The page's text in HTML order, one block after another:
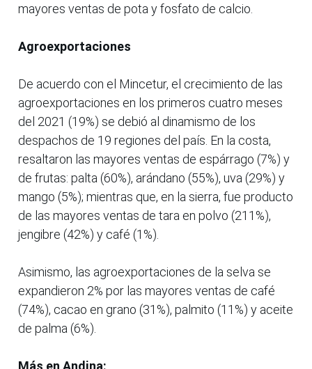
mayores ventas de pota y fosfato de calcio.
Agroexportaciones
De acuerdo con el Mincetur, el crecimiento de las
agroexportaciones en los primeros cuatro meses
del 2021 (19%) se debió al dinamismo de los
despachos de 19 regiones del país. En la costa,
resaltaron las mayores ventas de espárrago (7%) y
de frutas: palta (60%), arándano (55%), uva (29%) y
mango (5%); mientras que, en la sierra, fue producto
de las mayores ventas de tara en polvo (211%),
jengibre (42%) y café (1%).
Asimismo, las agroexportaciones de la selva se
expandieron 2% por las mayores ventas de café
(74%), cacao en grano (31%), palmito (11%) y aceite
de palma (6%).
Más en Andina: